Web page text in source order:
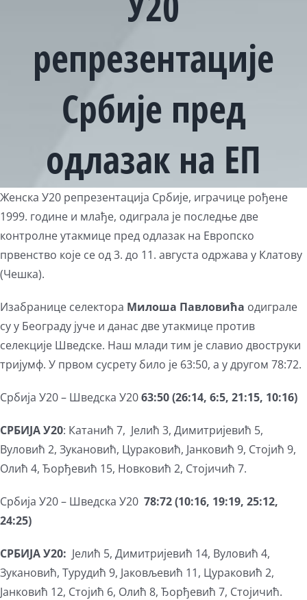
репрезентације
Србије пред
одлазак на ЕП
View
Larger
Image
Женска У20 репрезентација Србије, играчице рођене
1999. године и млађе, одиграла је последње две
контролне утакмице пред одлазак на Европско
првенство које се од 3. до 11. августа одржава у Клатову
(Чешка).
Изабранице селектора Милоша Павловића одиграле
су у Београду јуче и данас две утакмице против
селекције Шведске. Наш млади тим је славио двоструки
тријумф. У првом сусрету било је 63:50, а у другом 78:72.
Србија У20 – Шведска У2063:50 (26:14, 6:5, 21:15, 10:16)
СРБИЈА У20: Катанић 7, Јелић 3, Димитријевић 5,
Вуловић 2, Зукановић, Цураковић, Јанковић 9, Стојић 9,
Олић 4, Ђорђевић 15, Новковић 2, Стојичић 7.
Србија У20 – Шведска У20 78:72 (10:16, 19:19, 25:12,
24:25)
СРБИЈА У20: Јелић 5, Димитријевић 14, Вуловић 4,
Зукановић, Турудић 9, Јаковљевић 11, Цураковић 2,
Јанковић 12, Стојић 6, Олић 8, Ђорђевић 7, Стојичић.